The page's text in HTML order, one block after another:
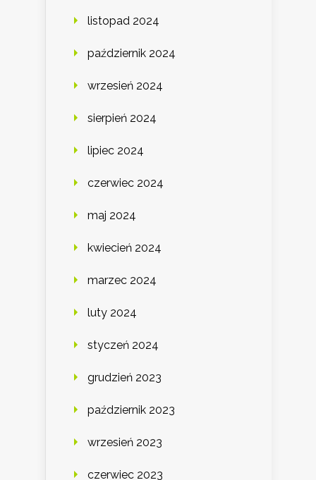
listopad 2024
październik 2024
wrzesień 2024
sierpień 2024
lipiec 2024
czerwiec 2024
maj 2024
kwiecień 2024
marzec 2024
luty 2024
styczeń 2024
grudzień 2023
październik 2023
wrzesień 2023
czerwiec 2023